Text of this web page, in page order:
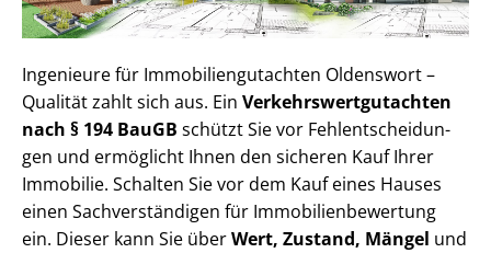
Ingenieure für Im­mo­bi­li­en­gut­ach­ten Oldenswort –
Qualität zahlt sich aus. Ein Ver­kehrs­wert­gut­ach­ten
nach § 194 BauGB schützt Sie vor Fehl­ent­schei­dun­
gen und ermöglicht Ihnen den sicheren Kauf Ihrer
Immobilie. Schalten Sie vor dem Kauf eines Hauses
einen Sach­ver­stän­di­gen für Im­mo­bi­li­en­be­wer­tung
ein. Dieser kann Sie überWert, Zustand, Mängel und